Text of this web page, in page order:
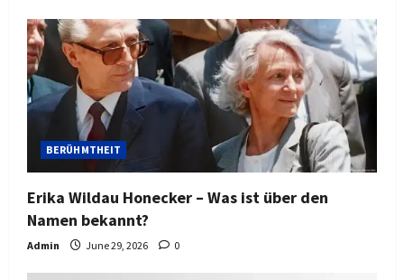
BERÜHMTHEIT
Erika Wildau Honecker – Was ist über den
Namen bekannt?
Admin June 29, 2026 0